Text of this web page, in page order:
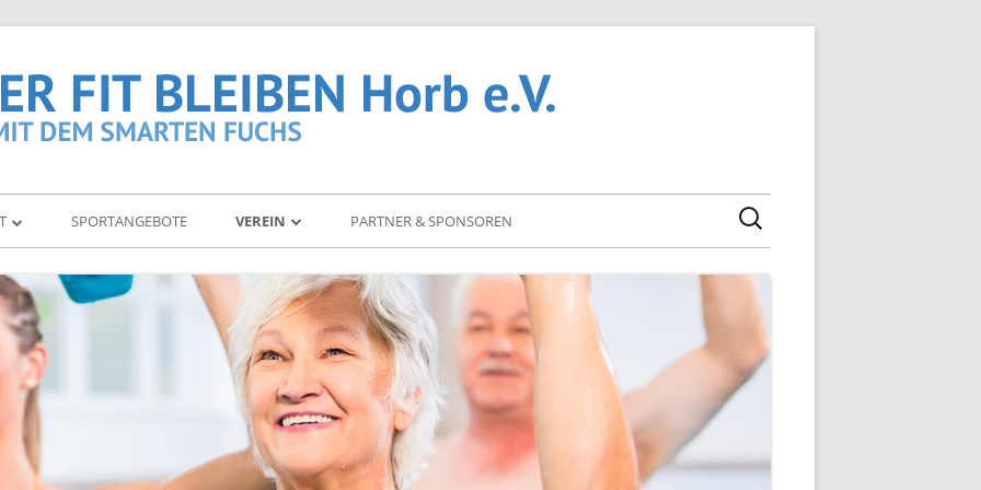
SPORTANGEBOTE VEREIN
ÜBUNGSLEITER
MITGLIEDER
MITGLIEDSCHAFT
BEITRAGSORDNUNG
PARTNER & SPONSOREN
Suchen
nach: